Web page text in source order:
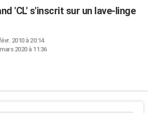
'CL' s'inscrit sur un lave-linge
2010 à 20:14
2020 à 11:36